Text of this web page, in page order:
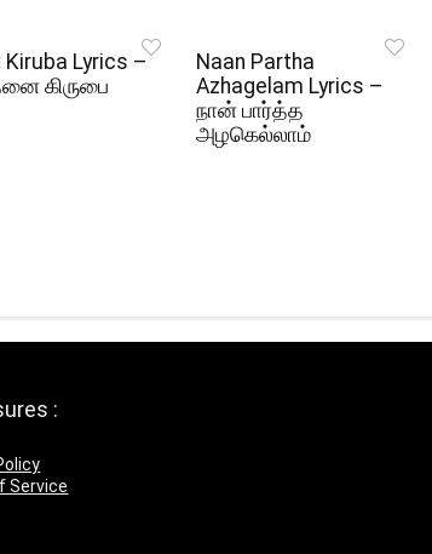
Kiruba Lyrics –
கிருபை
Naan Partha
Azhagelam Lyrics –
நான் பார்த்த
அழகெல்லாம்
:
Service